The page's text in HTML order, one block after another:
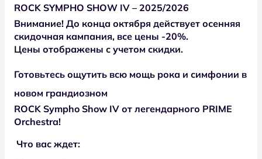
ROCK SYMPHO SHOW IV – 2025/2026
Внимание! До конца октября действует осенняя
скидочная кампания, все цены -20%.
Цены отображены с учетом скидки.
Готовьтесь ощутить всю мощь рока и симфонии в
новом грандиозном
ROCK Sympho Show IV от легендарного PRIME
Orchestra!
Что вас ждет: